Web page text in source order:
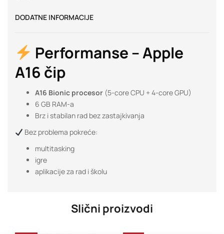
DODATNE INFORMACIJE
Performanse – Apple
A16 čip
A16 Bionic procesor (5-core CPU + 4-core GPU)
6 GB RAM-a
Brz i stabilan rad bez zastajkivanja
Bez problema pokreće:
multitasking
igre
aplikacije za rad i školu
Slični proizvodi